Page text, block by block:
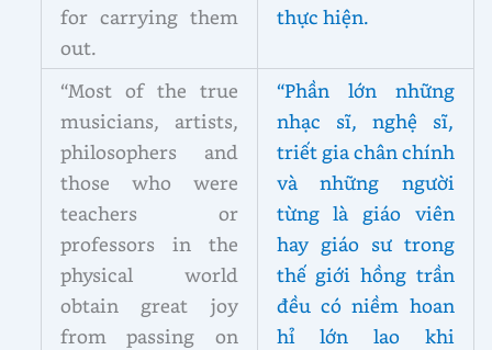
for carrying them
out.
thực hiện.
“Most of the true
musicians, artists,
philosophers and
those who were
teachers or
professors in the
physical world
obtain great joy
from passing on
“Phần lớn những
nhạc sĩ, nghệ sĩ,
triết gia chân chính
và những người
từng là giáo viên
hay giáo sư trong
thế giới hồng trần
đều có niềm hoan
hỉ lớn lao khi